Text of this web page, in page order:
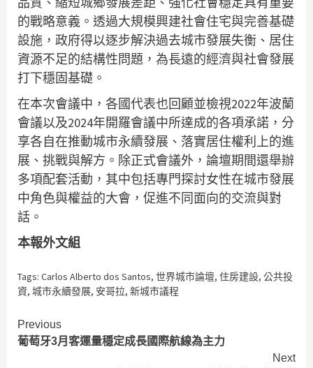
的戰略意義。透過大規模興建社會住宅與完善基礎
設施，政府得以逐步解決過去城市發展失衡、居住
資源不足的結構性問題，為長遠的經濟與社會發展
打下穩固基礎。
在本次會議中，各國代表也回顧並檢視2022年波蘭
會議以及2024年開羅會議中所達成的各項承諾，分
享各自在推動城市永續發展、落實居住權利上的進
展、挑戰與解方。除正式會議外，論壇期間還舉辦
多項配套活動，其中包括專門探討女性在城市發展
中角色與權益的大會，促進不同面向的交流與對
話。
本報外文組
Tags: Carlos Alberto dos Santos, 世界城市論壇, 住房建設, 公共投
資, 城市永續發展, 安哥拉, 新城市議程
Continue
Reading
Previous
葡萄牙3月客運量穩定成長國際航線為主力
Next